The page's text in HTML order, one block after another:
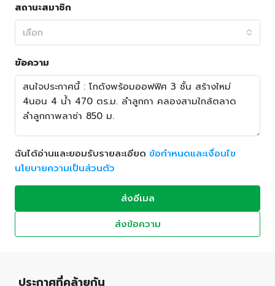
สถานะสมาชิก
เลือก
ข้อความ
ฉันได้อ่านและยอมรับรายละเอียด ข้อกำหนดและเงื่อนไข
นโยบายความเป็นส่วนตัว
ส่งอีเมล
ส่งข้อความ